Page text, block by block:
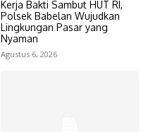
Kerja Bakti Sambut HUT RI,
Polsek Babelan Wujudkan
Lingkungan Pasar yang
Nyaman
Agustus 6, 2026